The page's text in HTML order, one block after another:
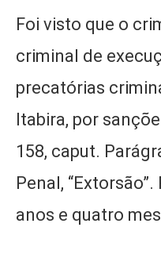
Foi visto que o
criminal de
precatórias
Itabira, por
158, caput.
Penal,
anos e quatro